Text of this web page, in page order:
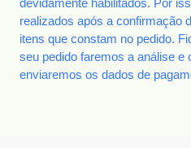
devidamente habilitados. Por
realizados após a confirmação
itens que constam no pedido.
seu pedido faremos a análise e
enviaremos os dados de